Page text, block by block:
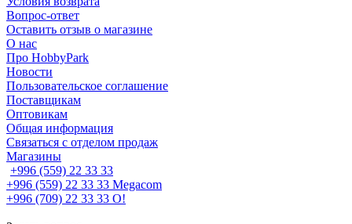
Вопрос-ответ
Оставить отзыв о магазине
О нас
Про HobbyPark
Новости
Пользовательское соглашение
Поставщикам
Оптовикам
Общая информация
Связаться с отделом продаж
Магазины
+996 (559) 22 33 33
+996 (559) 22 33 33 Megacom
+996 (709) 22 33 33 O!